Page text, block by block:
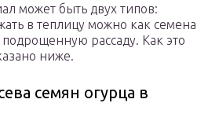
может быть двух типов:
в теплицу можно как семена
рассаду. Как это
ниже.
семян огурца в